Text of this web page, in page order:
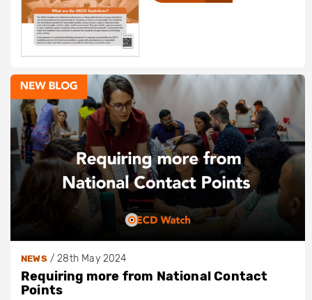
NEWS/28th May 2024
Requiring more from National Contact
Points